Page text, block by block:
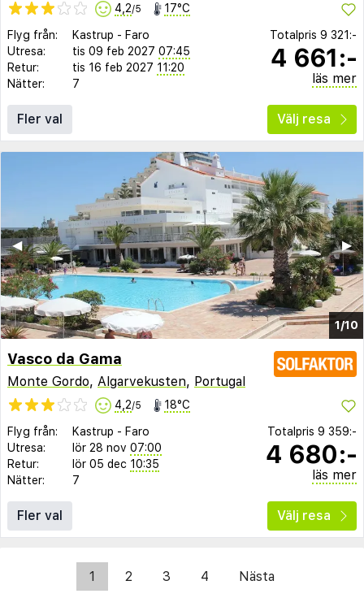
4,2/5 17°C
Flyg från: Kastrup - Faro
Utresa:
tis 09 feb 2027 07:45
Retur:
tis 16 feb 2027 11:20
Nätter:
7
Totalpris 9 321:-
4 661:-
läs mer
Fler val Välj resa
1/10
▶︎
◀︎
Vasco da Gama
Monte Gordo, Algarvekusten, Portugal
4,2/5 18°C
Flyg från: Kastrup - Faro
Utresa:
lör 28 nov 07:00
Retur:
lör 05 dec 10:35
Nätter:
7
Totalpris 9 359:-
4 680:-
läs mer
Fler val Välj resa
1 2 3 4 Nästa